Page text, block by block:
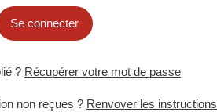
Se connecter
? Récupérer votre mot de passe
non reçues ? Renvoyer les instructions